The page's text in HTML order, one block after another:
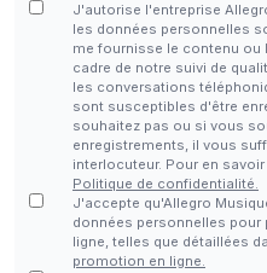
J'autorise l'entreprise
les données personnelles
me fournisse le contenu ou
cadre de notre suivi de
les conversations
sont susceptibles d'être
souhaitez pas ou si vous
enregistrements, il vous
interlocuteur. Pour en
Politique de confidentialité.
J'accepte qu'Allegro
données personnelles
ligne, telles que détaillées
promotion en ligne.